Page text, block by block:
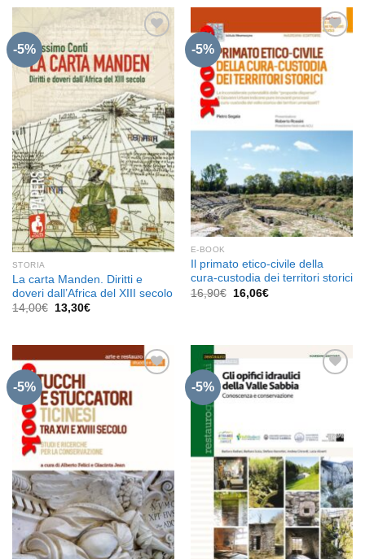
57,00€.
30,00€.28,50€.
-5%
Aggiungi
alla lista
dei
desideri
STORIA
La carta Manden. Diritti e
doveri dall’Africa del XIII secolo
14,00€
Il
13,30€Il
-5%
Aggiungi
alla lista
dei
E-BOOK
Il primato etico-civile della
cura-custodia dei territori storici
16,90€
Il
prezzo
16,06€Il
-5% -5%
dei
desideri